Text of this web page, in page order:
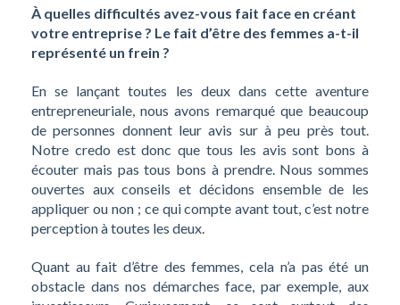
À quelles difficultés avez-vous fait face en créant
votre entreprise ? Le fait d’être des femmes a-t-il
représenté un frein ?
En se lançant toutes les deux dans cette aventure
entrepreneuriale, nous avons remarqué que beaucoup
de personnes donnent leur avis sur à peu près tout.
Notre credo est donc que tous les avis sont bons à
écouter mais pas tous bons à prendre. Nous sommes
ouvertes aux conseils et décidons ensemble de les
appliquer ou non ; ce qui compte avant tout, c’est notre
perception à toutes les deux.
Quant au fait d’être des femmes, cela n’a pas été un
obstacle dans nos démarches face, par exemple, aux